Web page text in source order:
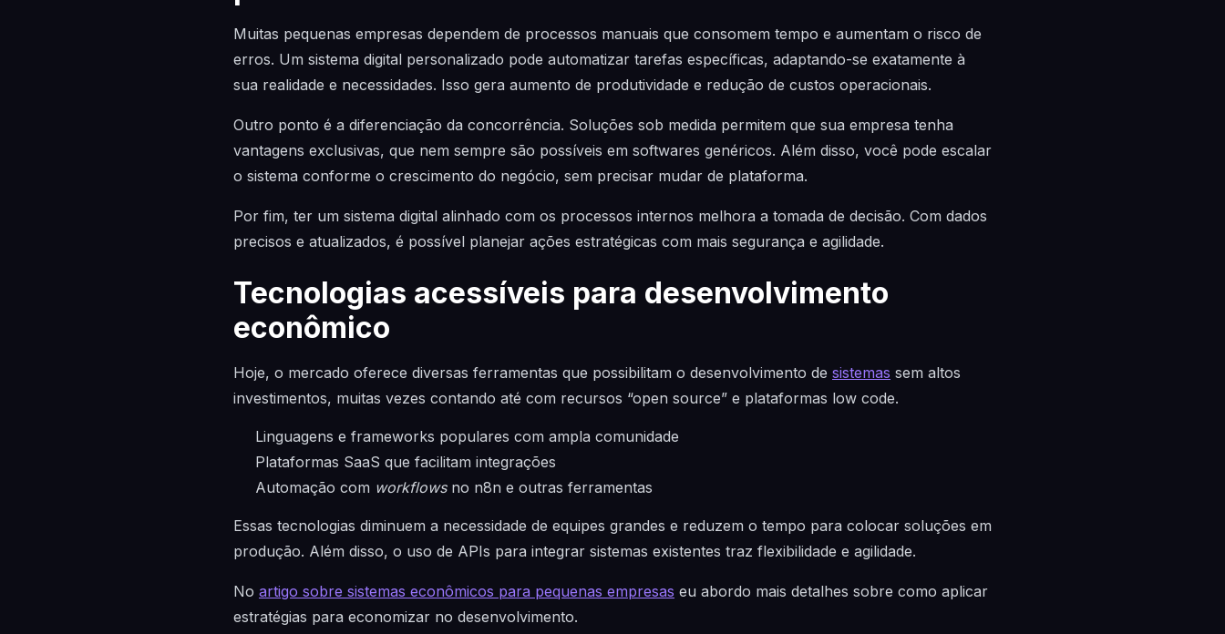
Muitas pequenas empresas dependem de processos manuais que consomem tempo e aumentam o risco de
erros. Um sistema digital personalizado pode automatizar tarefas específicas, adaptando-se exatamente à
sua realidade e necessidades. Isso gera aumento de produtividade e redução de custos operacionais.
Outro ponto é a diferenciação da concorrência. Soluções sob medida permitem que sua empresa tenha
vantagens exclusivas, que nem sempre são possíveis em softwares genéricos. Além disso, você pode escalar
o sistema conforme o crescimento do negócio, sem precisar mudar de plataforma.
Por fim, ter um sistema digital alinhado com os processos internos melhora a tomada de decisão. Com dados
precisos e atualizados, é possível planejar ações estratégicas com mais segurança e agilidade.
Tecnologias acessíveis para desenvolvimento
econômico
Hoje, o mercado oferece diversas ferramentas que possibilitam o desenvolvimento de sistemas sem altos
investimentos, muitas vezes contando até com recursos “open source” e plataformas low code.
Linguagens e frameworks populares com ampla comunidade
Plataformas SaaS que facilitam integrações
Automação com workflowsno n8n e outras ferramentas
Essas tecnologias diminuem a necessidade de equipes grandes e reduzem o tempo para colocar soluções em
produção. Além disso, o uso de APIs para integrar sistemas existentes traz flexibilidade e agilidade.
No artigo sobre sistemas econômicos para pequenas empresas eu abordo mais detalhes sobre como aplicar
estratégias para economizar no desenvolvimento.